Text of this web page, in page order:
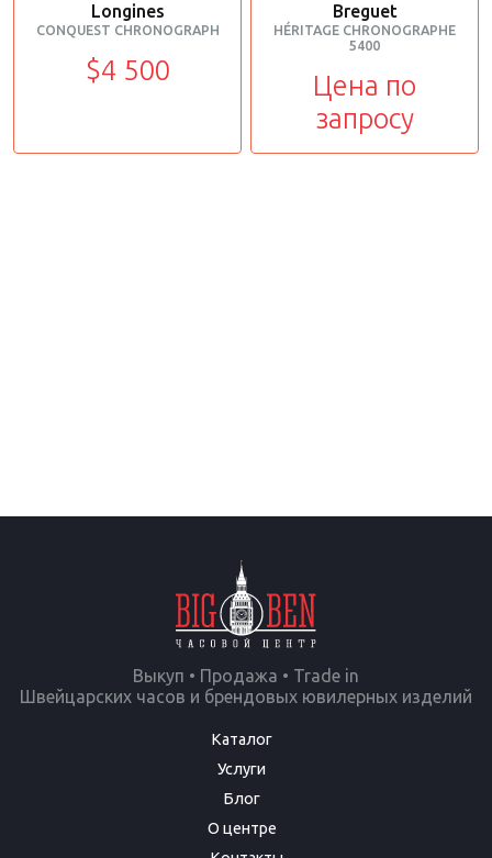
Longines
CONQUEST CHRONOGRAPH
$4 500
Breguet
HÉRITAGE CHRONOGRAPHE
5400
Цена по
запросу
Выкуп • Продажа • Trade in
Швейцарских часов и брендовых ювилерных изделий
Каталог
Услуги
Блог
О центре